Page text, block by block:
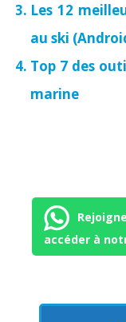
Les 12
au ski
Top 7 des
marine
accéder à